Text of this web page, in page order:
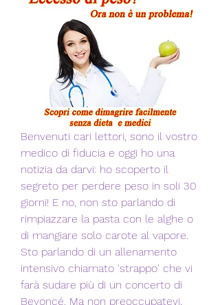
Benvenuti cari lettori, sono il vostro
medico di fiducia e oggi ho una
notizia da darvi: ho scoperto il
segreto per perdere peso in soli 30
giorni! E no, non sto parlando di
rimpiazzare la pasta con le alghe o
di mangiare solo carote al vapore.
Sto parlando di un allenamento
intensivo chiamato 'strappo' che vi
farà sudare più di un concerto di
Beyoncé. Ma non preoccupatevi,